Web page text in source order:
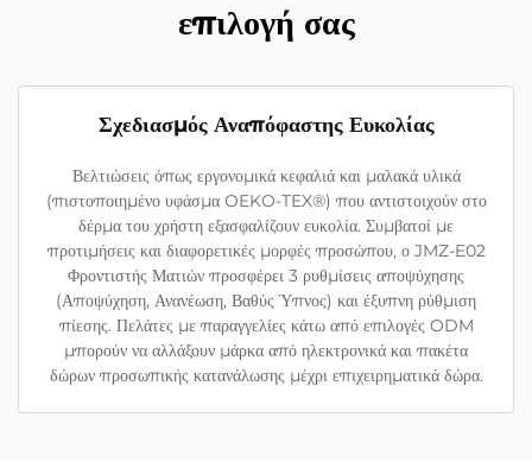
επιλογή σας
Σχεδιασμός Αναπόφαστης Ευκολίας
Βελτιώσεις όπως εργονομικά κεφαλιά και μαλακά υλικά
(πιστοποιημένο υφάσμα OEKO-TEX®) που αντιστοιχούν στο
δέρμα του χρήστη εξασφαλίζουν ευκολία. Συμβατοί με
προτιμήσεις και διαφορετικές μορφές προσώπου, ο JMZ-E02
Φροντιστής Ματιών προσφέρει 3 ρυθμίσεις αποψύχησης
(Αποψύχηση, Ανανέωση, Βαθύς Ύπνος) και έξυπνη ρύθμιση
πίεσης. Πελάτες με παραγγελίες κάτω από επιλογές ODM
μπορούν να αλλάξουν μάρκα από ηλεκτρονικά και πακέτα
δώρων προσωπικής κατανάλωσης μέχρι επιχειρηματικά δώρα.